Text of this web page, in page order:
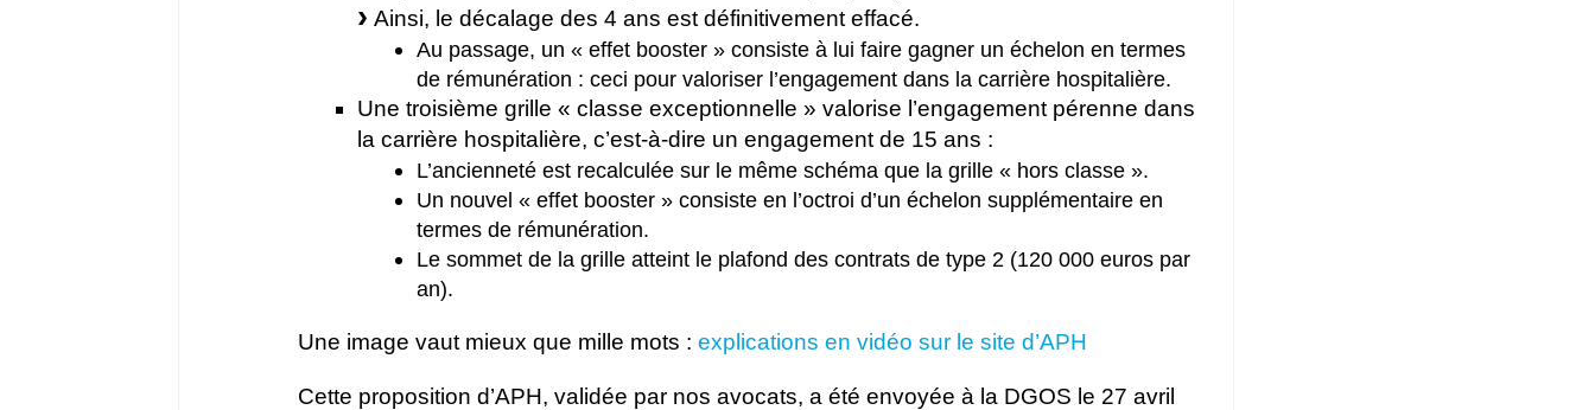
Ainsi, le décalage des 4 ans est définitivement effacé.
Au passage, un « effet booster » consiste à lui faire gagner un échelon en termes
de rémunération : ceci pour valoriser l’engagement dans la carrière hospitalière.
Une troisième grille « classe exceptionnelle » valorise l’engagement pérenne dans
la carrière hospitalière, c’est-à-dire un engagement de 15 ans :
L’ancienneté est recalculée sur le même schéma que la grille « hors classe ».
Un nouvel « effet booster » consiste en l’octroi d’un échelon supplémentaire en
termes de rémunération.
Le sommet de la grille atteint le plafond des contrats de type 2 (120 000 euros par
an).
Une image vaut mieux que mille mots : explications en vidéo sur le site d’APH
Cette proposition d’APH, validée par nos avocats, a été envoyée à la DGOS le 27 avril